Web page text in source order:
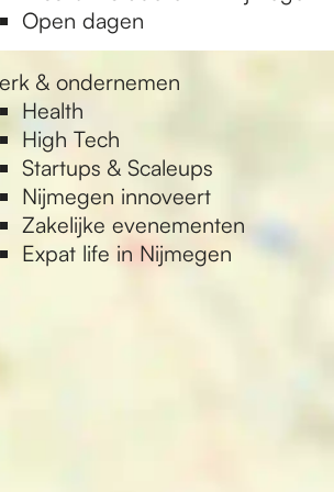
Open dagen
& ondernemen
Health
High Tech
Startups & Scaleups
Nijmegen innoveert
Zakelijke evenementen
Expat life in Nijmegen